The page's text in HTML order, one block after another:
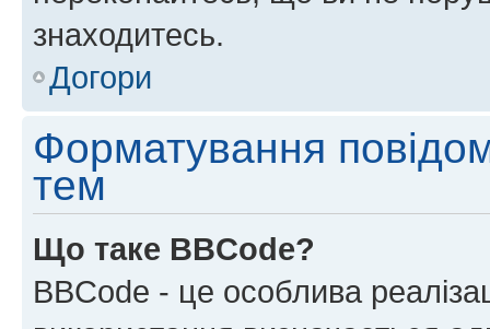
знаходитесь.
Догори
Форматування
тем
Що таке BBCode?
BBCode - це особлива